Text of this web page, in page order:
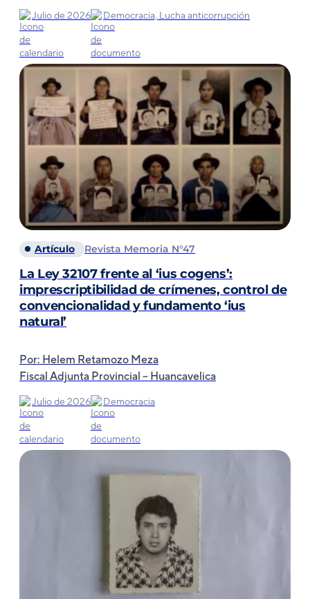
Julio de 2026 Democracia, Lucha anticorrupción
Artículo Revista Memoria N°47
La Ley 32107 frente al ‘ius cogens’:
imprescriptibilidad de crímenes, control de
convencionalidad y fundamento ‘ius
natural’
Por: Helem Retamozo Meza
Fiscal Adjunta Provincial – Huancavelica
Julio de 2026 Democracia